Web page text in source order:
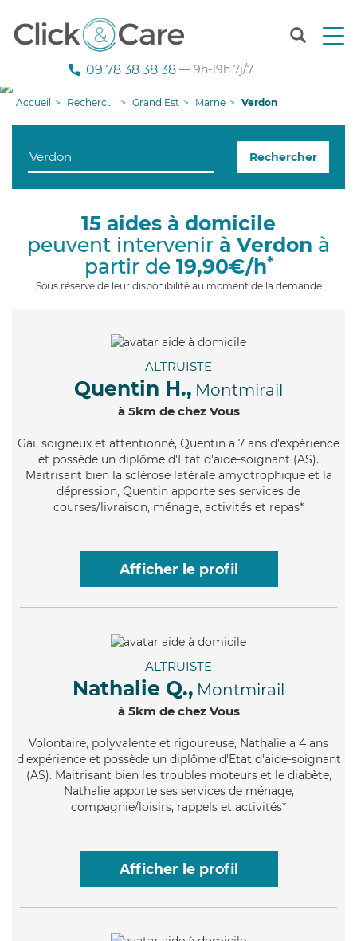
T
n
g
09 78 38 38 38 — 9h-19h 7j/7
Accueil Recherche aide à domicile Grand Est Marne Verdon
Rechercher
15 aides à domicile
peuvent intervenir à Verdon à
partir de 19,90€/h*
Sous réserve de leur disponibilité au moment de la demande
ALTRUISTE
Quentin H., Montmirail
à 5km de chez Vous
Gai, soigneux et attentionné, Quentin a 7 ans d'expérience
et possède un diplôme d'Etat d'aide-soignant (AS).
Maitrisant bien la sclérose latérale amyotrophique et la
dépression, Quentin apporte ses services de
courses/livraison, ménage, activités et repas*
Afficher le profil
ALTRUISTE
Nathalie Q., Montmirail
à 5km de chez Vous
Volontaire, polyvalente et rigoureuse, Nathalie a 4 ans
d'expérience et possède un diplôme d'Etat d'aide-soignant
(AS). Maitrisant bien les troubles moteurs et le diabète,
Nathalie apporte ses services de ménage,
compagnie/loisirs, rappels et activités*
Afficher le profil